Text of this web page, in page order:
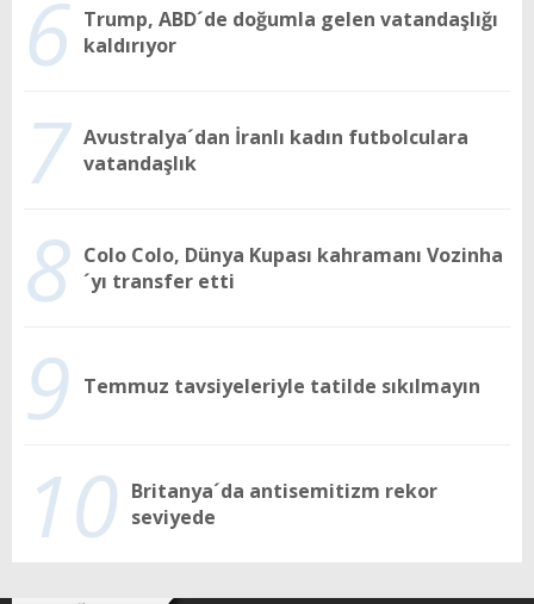
6 Trump, ABD´de doğumla gelen vatandaşlığı
kaldırıyor
7 Avustralya´dan İranlı kadın futbolculara
vatandaşlık
8 Colo Colo, Dünya Kupası kahramanı Vozinha
´yı transfer etti
9 Temmuz tavsiyeleriyle tatilde sıkılmayın
10 Britanya´da antisemitizm rekor
seviyede